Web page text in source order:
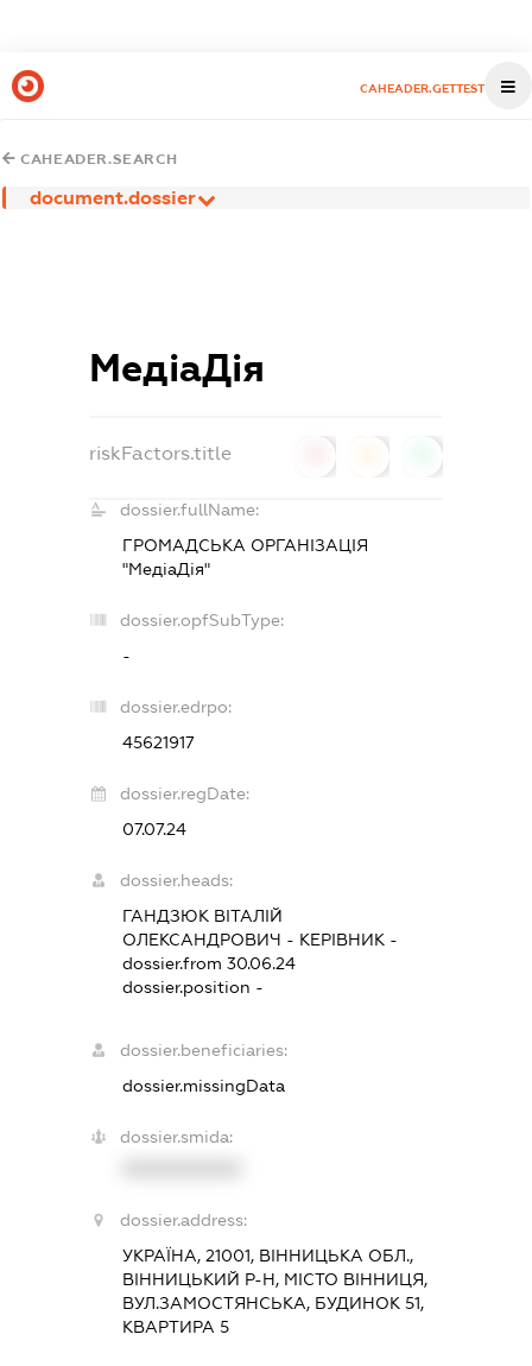
CAHEADER.GETTEST
CAHEADER.SEARCH
document.dossier
МедіаДія
riskFactors.title
dossier.fullName:
ГРОМАДСЬКА ОРГАНІЗАЦІЯ
"МедіаДія"
dossier.opfSubType:
-
dossier.edrpo:
45621917
dossier.regDate:
07.07.24
dossier.heads:
ГАНДЗЮК ВІТАЛІЙ
ОЛЕКСАНДРОВИЧ - КЕРІВНИК -
dossier.from 30.06.24
dossier.position -
dossier.beneficiaries:
dossier.missingData
dossier.smida:
dossier.address:
УКРАЇНА, 21001, ВІННИЦЬКА ОБЛ.,
ВІННИЦЬКИЙ Р-Н, МІСТО ВІННИЦЯ,
ВУЛ.ЗАМОСТЯНСЬКА, БУДИНОК 51,
КВАРТИРА 5